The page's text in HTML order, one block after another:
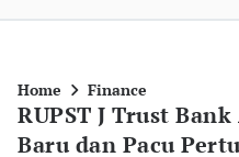
Home Finance
RUPST J Trust
Baru dan Pacu